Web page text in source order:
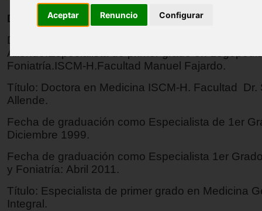
Aceptar Renuncio Configurar
Doctora en Medicina. Especialista en
Doctora en Medicina ISCM-H. Facultad Dr.
Allende.Especialista de primer grado en
Foniatría.ISCM-H.Facultad Manuel Fajardo.
Título: Doctora en Medicina ISCM-H. Facultad Dr.
Allende.
Fecha de graduación como Especialista de 1er
Diciembre 1999.
Fecha de graduación como Especialista 1er
y Foniatría: Abril 2011.
Título: Especialista de primer grado en Medicina
Integral.